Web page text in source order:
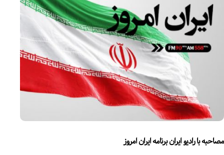
مصاحبه با رادیو ایران برنامه ایران امروز